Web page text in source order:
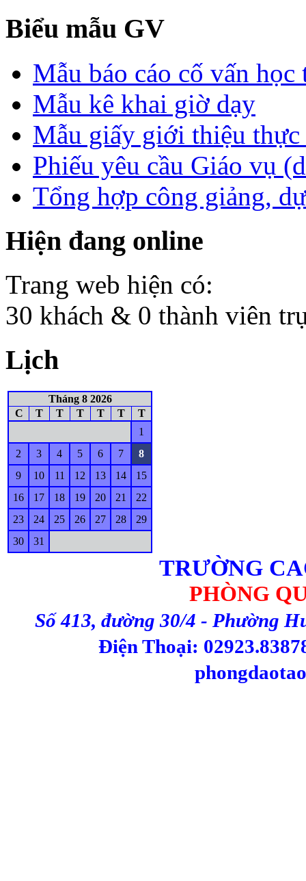
Biểu mẫu GV
Mẫu báo cáo cố vấn học
Mẫu kê khai giờ dạy
Mẫu giấy giới thiệu thực
Phiếu yêu cầu Giáo vụ
Tổng hợp công giảng,
Hiện đang online
Trang web hiện có:
30 khách & 0 thành viên
Lịch
Tháng 8 2026
C
T T T T T
T
1
2
3 4 5 6 7
8
9
10 11 12 13 14
15
16
17 18 19 20 21
22
23
24 25 26 27 28
29
30
31
TRƯỜNG
PHÒNG
Số 413, đường 30/4 - Phường
Điện Thoại: